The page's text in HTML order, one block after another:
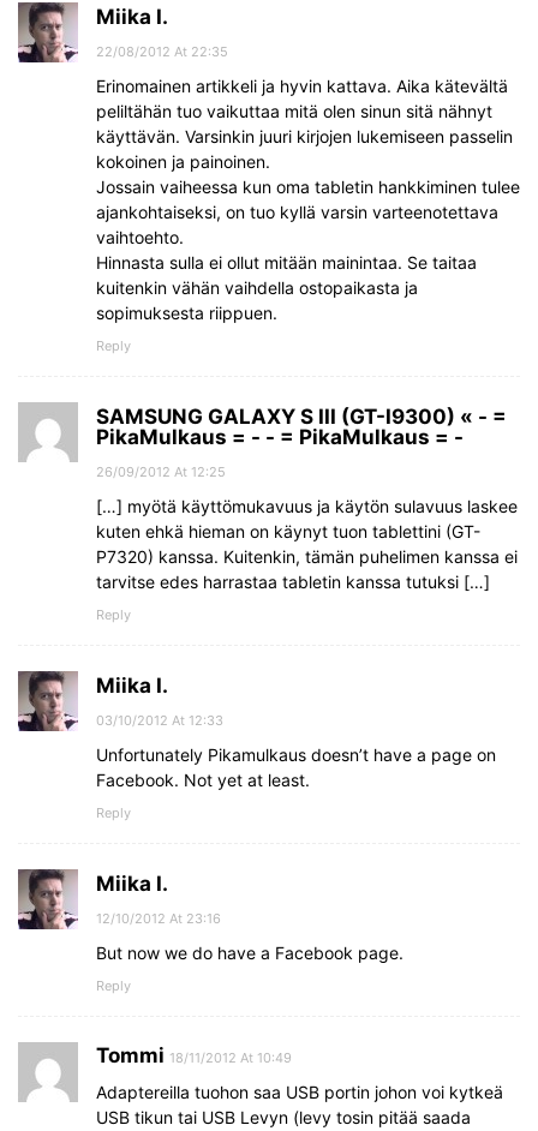
Miika I.
22/08/2012 At 22:35
Erinomainen artikkeli ja hyvin kattava. Aika kätevältä
peliltähän tuo vaikuttaa mitä olen sinun sitä nähnyt
käyttävän. Varsinkin juuri kirjojen lukemiseen passelin
kokoinen ja painoinen.
Jossain vaiheessa kun oma tabletin hankkiminen tulee
ajankohtaiseksi, on tuo kyllä varsin varteenotettava
vaihtoehto.
Hinnasta sulla ei ollut mitään mainintaa. Se taitaa
kuitenkin vähän vaihdella ostopaikasta ja
sopimuksesta riippuen.
Reply
SAMSUNG GALAXY S III (GT-I9300) « - =
PikaMulkaus = - - = PikaMulkaus = -
26/09/2012 At 12:25
[…] myötä käyttömukavuus ja käytön sulavuus laskee
kuten ehkä hieman on käynyt tuon tablettini (GT-
P7320) kanssa. Kuitenkin, tämän puhelimen kanssa ei
tarvitse edes harrastaa tabletin kanssa tutuksi […]
Reply
Miika I.
03/10/2012 At 12:33
Unfortunately Pikamulkaus doesn’t have a page on
Facebook. Not yet at least.
Reply
Miika I.
12/10/2012 At 23:16
But now we do have a Facebook page.
Reply
Tommi 18/11/2012 At 10:49
Adaptereilla tuohon saa USB portin johon voi kytkeä
USB tikun tai USB Levyn (levy tosin pitää saada